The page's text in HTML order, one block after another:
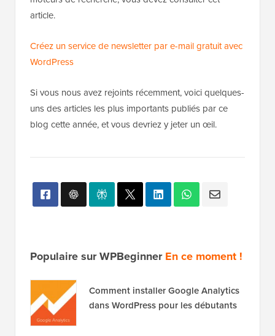
article.
Créez un service de newsletter par e-mail gratuit avec
WordPress
Si vous nous avez rejoints récemment, voici quelques-
uns des articles les plus importants publiés par ce
blog cette année, et vous devriez y jeter un œil.
Populaire sur WPBeginnerEn ce moment !
Comment installer Google Analytics
dans WordPress pour les débutants